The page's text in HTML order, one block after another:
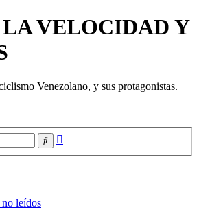
LA VELOCIDAD Y
Venezolano, y sus protagonistas.
Buscar
no leídos